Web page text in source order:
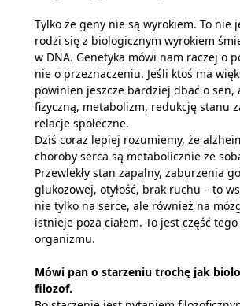
Tylko że geny nie są wyrokiem. To nie
rodzi się z biologicznym wyrokiem
w DNA. Genetyka mówi nam raczej o
nie o przeznaczeniu. Jeśli ktoś ma
powinien jeszcze bardziej dbać o sen,
fizyczną, metabolizm, redukcję stanu
relacje społeczne.
Dziś coraz lepiej rozumiemy, że
choroby serca są metabolicznie ze
Przewlekły stan zapalny, zaburzenia
glukozowej, otyłość, brak ruchu – to
nie tylko na serce, ale również na
istnieje poza ciałem. To jest część
organizmu.
Mówi pan o starzeniu trochę jak
filozof.